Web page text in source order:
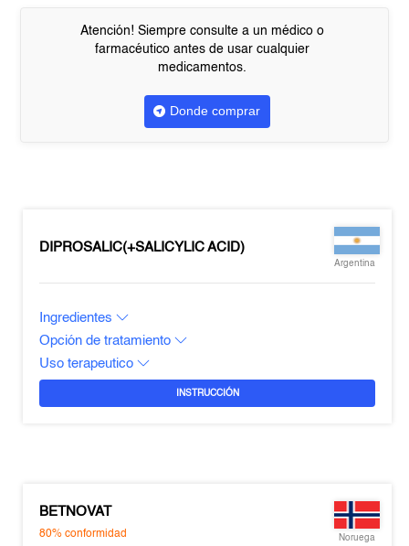
Atención! Siempre consulte a un médico o
farmacéutico antes de usar cualquier
medicamentos.
Donde comprar
DIPROSALIC(+SALICYLIC ACID)
Argentina
Ingredientes
Opción de tratamiento
Uso terapeutico
INSTRUCCIÓN
BETNOVAT
80%conformidad Noruega